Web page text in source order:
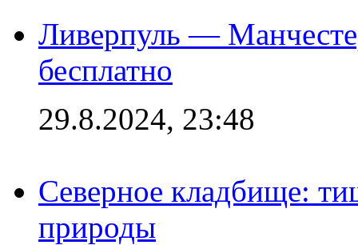
Ливерпуль —
бесплатно
29.8.2024, 23:48
Северное кладбище:
природы